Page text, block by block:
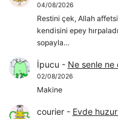
04/08/2026
Restini çek, Allah
kendisini epey
sopayla…
İpucu - Ne senle ne
02/08/2026
Makine
courier- Evde